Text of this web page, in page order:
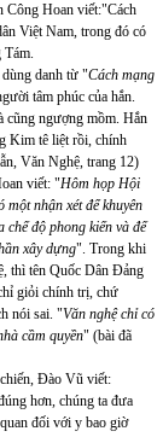
Công Hoan viết:"Cách
Việt Nam, trong đó có
Tám.
dùng danh từ "Cách mạng
tâm phúc của hắn.
cũng ngượng mồm. Hắn
Kim tê liệt rồi, chính
Văn Nghệ, trang 12)
viết: "Hôm họp Hội
nhận xét để khuyên
chế độ phong kiến và đế
xây dựng". Trong khi
thì tên Quốc Dân Đảng
giỏi chính trị, chứ
nói sai. "Văn nghệ chỉ có
cầm quyền" (bài đã
Đào Vũ viết:
hơn, chúng ta đưa
đối với y bao giờ